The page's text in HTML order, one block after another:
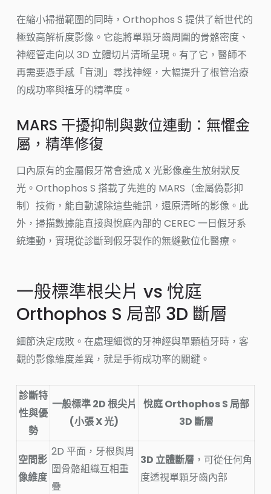
在縮小掃描範圍的同時，Orthophos S 提供了新世代的
極致高解析度影像。它能將單顆牙齒周圍的骨骼密度、
神經管走向以 3D 立體切片清晰呈現。有了它，醫師不
再需要憑手感「盲測」尋找神經，大幅提升了根管治療
的成功率與植牙的精準度。
MARS 干擾抑制與數位連動：無懼金
屬，精準修復
口內原有的金屬假牙常會造成 X 光影像產生放射狀反
光。Orthophos S 搭載了先進的 MARS（金屬偽影抑
制）技術，能自動濾除這些雜訊，還原清晰的影像。此
外，掃描數據能直接與悅庭內部的 CEREC 一日假牙系
統連動，實現從診斷到假牙製作的無縫數位化醫療。
一般標準根尖片 vs 悅庭
Orthophos S 局部 3D 斷層
細節決定成敗。在處理細微的牙神經與單顆植牙時，客
觀的影像維度差異，就是手術成功率的關鍵。
診斷特
性與優
勢
一般標準 2D 根尖片
(小張 X 光)
悅庭 Orthophos S 局部
3D 斷層
空間影
像維度
2D 平面，牙根與周
圍骨骼組織互相重
疊
3D 立體斷層 ，可從任何角
度透視單顆牙齒內部